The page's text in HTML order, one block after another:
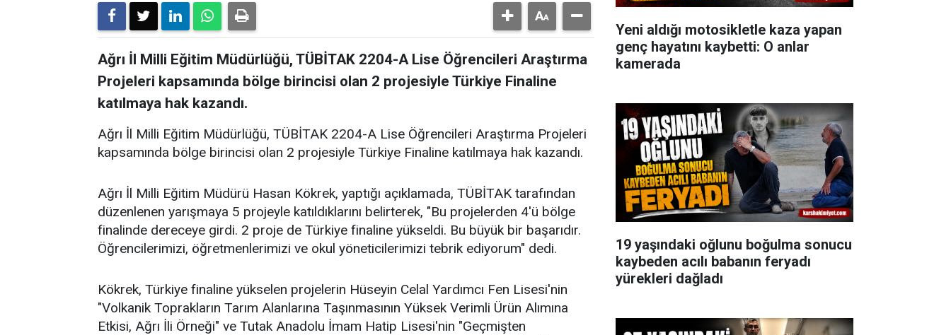
Ağrı İl Milli Eğitim Müdürlüğü, TÜBİTAK 2204-A Lise Öğrencileri Araştırma
Projeleri kapsamında bölge birincisi olan 2 projesiyle Türkiye Finaline
katılmaya hak kazandı.
Ağrı İl Milli Eğitim Müdürlüğü, TÜBİTAK 2204-A Lise Öğrencileri Araştırma Projeleri
kapsamında bölge birincisi olan 2 projesiyle Türkiye Finaline katılmaya hak kazandı.
Ağrı İl Milli Eğitim Müdürü Hasan Kökrek, yaptığı açıklamada, TÜBİTAK tarafından
düzenlenen yarışmaya 5 projeyle katıldıklarını belirterek, "Bu projelerden 4'ü bölge
finalinde dereceye girdi. 2 proje de Türkiye finaline yükseldi. Bu büyük bir başarıdır.
Öğrencilerimizi, öğretmenlerimizi ve okul yöneticilerimizi tebrik ediyorum" dedi.
Kökrek, Türkiye finaline yükselen projelerin Hüseyin Celal Yardımcı Fen Lisesi'nin
"Volkanik Toprakların Tarım Alanlarına Taşınmasının Yüksek Verimli Ürün Alımına
Etkisi, Ağrı İli Örneği" ve Tutak Anadolu İmam Hatip Lisesi'nin "Geçmişten
Yeni aldığı motosikletle kaza yapan
genç hayatını kaybetti: O anlar
kamerada
19 yaşındaki oğlunu boğulma sonucu
kaybeden acılı babanın feryadı
yürekleri dağladı